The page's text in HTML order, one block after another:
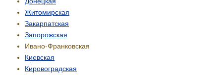
Житомирская
Закарпатская
Запорожская
Ивано-Франковская
Киевская
Кировоградская